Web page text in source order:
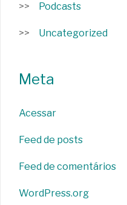
Podcasts
Uncategorized
Meta
Acessar
Feed de posts
Feed de comentários
WordPress.org